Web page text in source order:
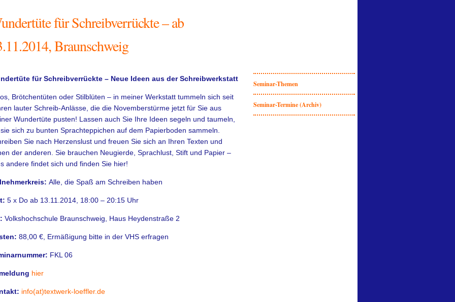
für Schreibverrückte – ab
Braunschweig
für Schreibverrückte – Neue Ideen aus der Schreibwerkstatt
Brötchentüten oder Stilblüten – in meiner Werkstatt tummeln sich seit
lauter Schreib-Anlässe, die die Novemberstürme jetzt für Sie aus
Wundertüte pusten! Lassen auch Sie Ihre Ideen segeln und taumeln,
sich zu bunten Sprachteppichen auf dem Papierboden sammeln.
Sie nach Herzenslust und freuen Sie sich an Ihren Texten und
der anderen. Sie brauchen Neugierde, Sprachlust, Stift und Papier –
andere findet sich und finden Sie hier!
Alle, die Spaß am Schreiben haben
5 x Do ab 13.11.2014, 18:00 – 20:15 Uhr
Volkshochschule Braunschweig, Haus Heydenstraße 2
88,00 €, Ermäßigung bitte in der VHS erfragen
FKL 06
hier
info(at)textwerk-loeffler.de
Seminar-Themen
Seminar-Termine (Archiv)